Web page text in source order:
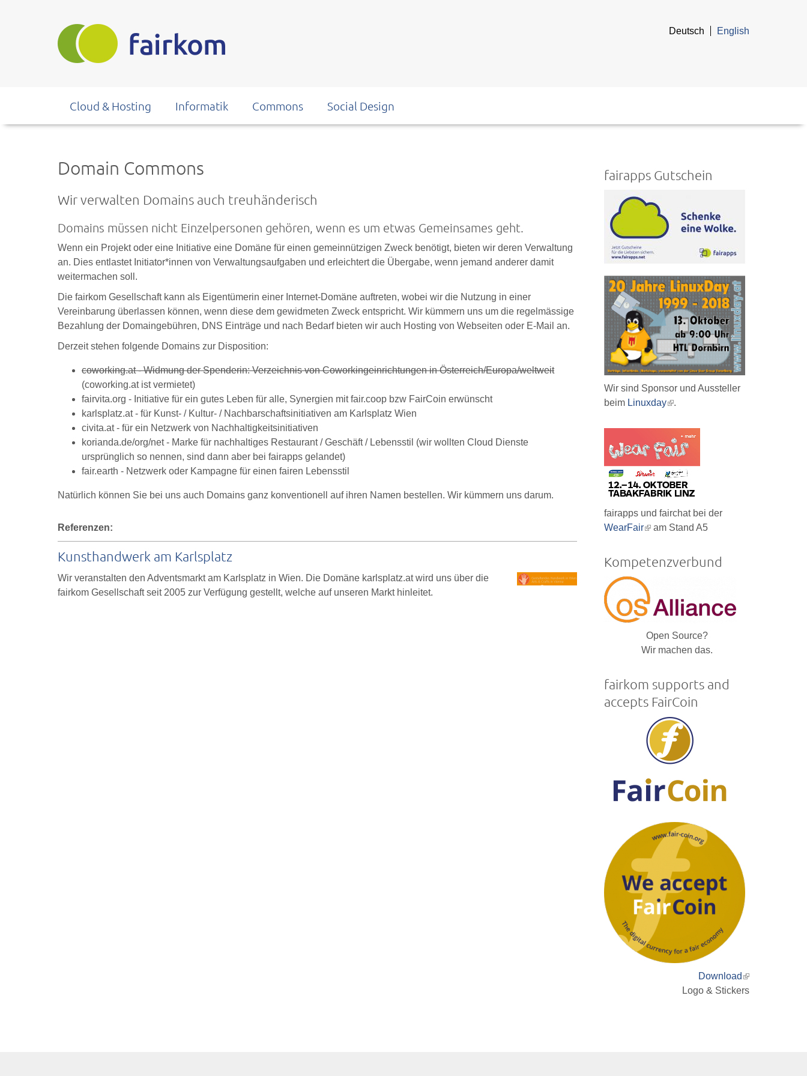
Deutsch English
Cloud & Hosting Informatik Commons Social Design
Domain Commons
Wir verwalten Domains auch treuhänderisch
Domains müssen nicht Einzelpersonen gehören, wenn es um etwas Gemeinsames geht.
Wenn ein Projekt oder eine Initiative eine Domäne für einen gemeinnützigen Zweck benötigt, bieten wir deren Verwaltung
an. Dies entlastet Initiator*innen von Verwaltungsaufgaben und erleichtert die Übergabe, wenn jemand anderer damit
weitermachen soll.
Die fairkom Gesellschaft kann als Eigentümerin einer Internet-Domäne auftreten, wobei wir die Nutzung in einer
Vereinbarung überlassen können, wenn diese dem gewidmeten Zweck entspricht. Wir kümmern uns um die regelmässige
Bezahlung der Domaingebühren, DNS Einträge und nach Bedarf bieten wir auch Hosting von Webseiten oder E-Mail an.
Derzeit stehen folgende Domains zur Disposition:
coworking.at - Widmung der Spenderin: Verzeichnis von Coworkingeinrichtungen in Österreich/Europa/weltweit
(coworking.at ist vermietet)
fairvita.org - Initiative für ein gutes Leben für alle, Synergien mit fair.coop bzw FairCoin erwünscht
karlsplatz.at - für Kunst- / Kultur- / Nachbarschaftsinitiativen am Karlsplatz Wien
civita.at - für ein Netzwerk von Nachhaltigkeitsinitiativen
korianda.de/org/net - Marke für nachhaltiges Restaurant / Geschäft / Lebensstil (wir wollten Cloud Dienste
ursprünglich so nennen, sind dann aber bei fairapps gelandet)
fair.earth - Netzwerk oder Kampagne für einen fairen Lebensstil
Natürlich können Sie bei uns auch Domains ganz konventionell auf ihren Namen bestellen. Wir kümmern uns darum.
Referenzen:
Kunsthandwerk am Karlsplatz
Wir veranstalten den Adventsmarkt am Karlsplatz in Wien. Die Domäne karlsplatz.at wird uns über die
fairkom Gesellschaft seit 2005 zur Verfügung gestellt, welche auf unseren Markt hinleitet.
fairapps Gutschein
Wir sind Sponsor und Aussteller
beim Linuxday(link
external)
.
fairapps und fairchat bei der
WearFair(link
external)
am Stand A5
Kompetenzverbund
Open Source?
Wir machen das.
fairkom supports and
accepts FairCoin
Download (link
is
Logo & Stickers